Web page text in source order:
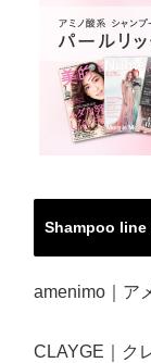
Shampoo line
amenimo｜ア
CLAYGE｜ク